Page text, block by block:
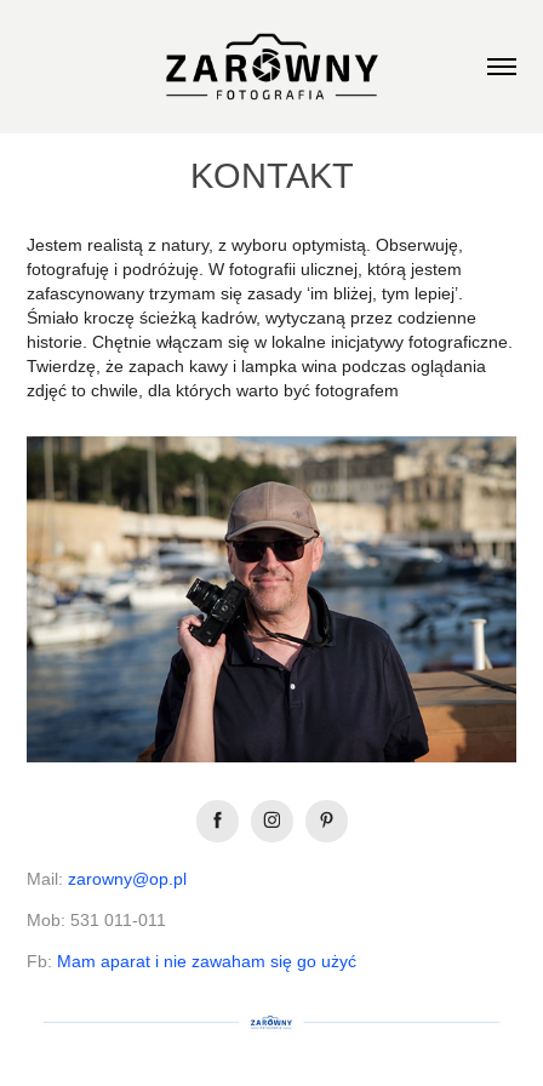
KONTAKT
Jestem realistą z natury, z wyboru optymistą. Obserwuję,
fotografuję i podróżuję. W fotografii ulicznej, którą jestem
zafascynowany trzymam się zasady ‘im bliżej, tym lepiej’.
Śmiało kroczę ścieżką kadrów, wytyczaną przez codzienne
historie. Chętnie włączam się w lokalne inicjatywy fotograficzne.
Twierdzę, że zapach kawy i lampka wina podczas oglądania
zdjęć to chwile, dla których warto być fotografem
Mail:zarowny@op.pl
Mob: 531 011-011
Fb: Mam aparat i nie zawaham się go użyć